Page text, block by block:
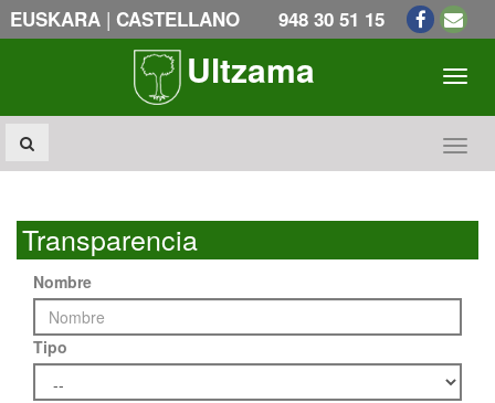
EUSKARA | CASTELLANO 948 30 51 15
Ultzama
Transparencia
Nombre
Tipo